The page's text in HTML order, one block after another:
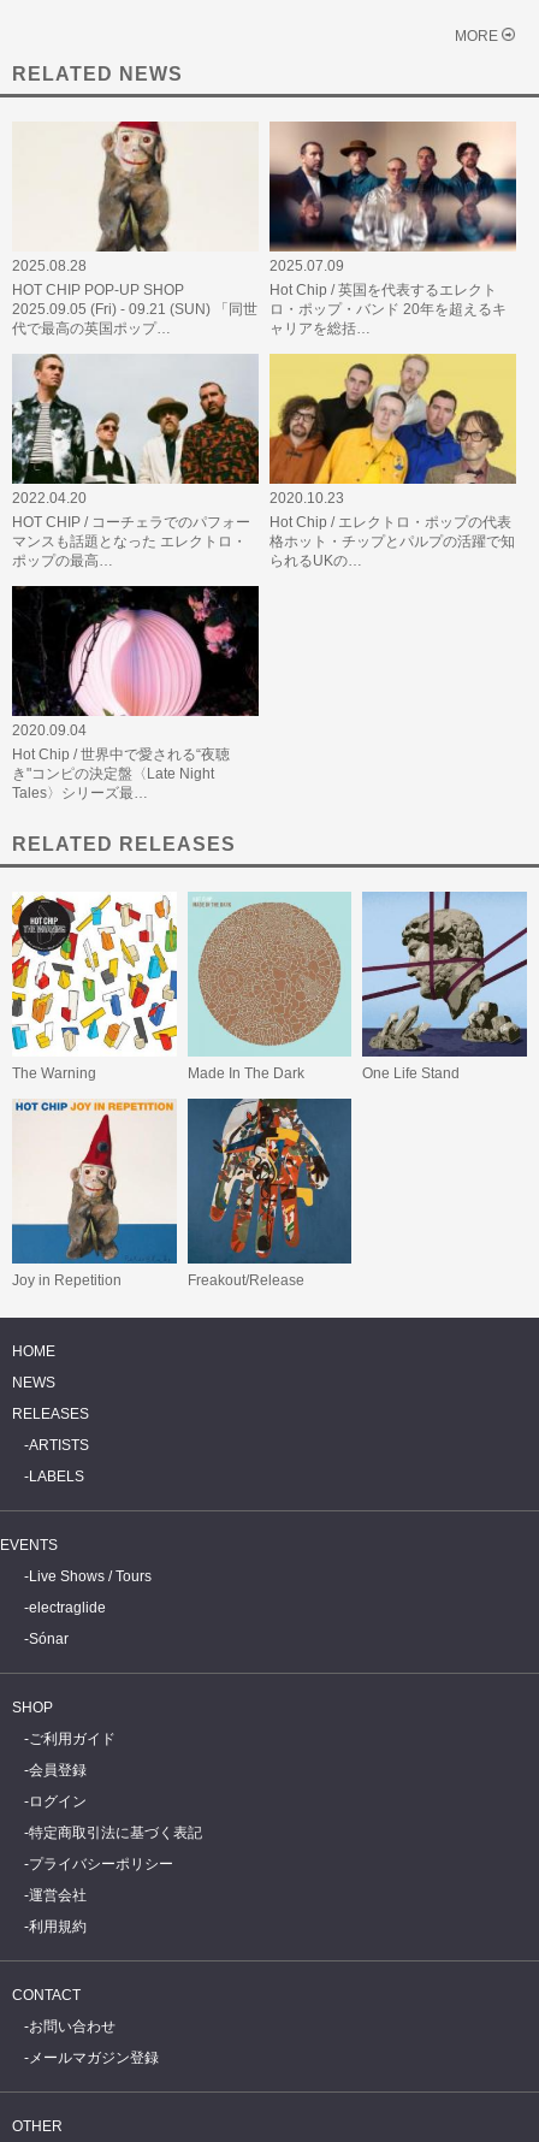
MORE
RELATED NEWS
2025.08.28
HOT CHIP POP-UP SHOP
2025.09.05 (Fri) - 09.21 (SUN) 「同世
代で最高の英国ポップ…
2025.07.09
Hot Chip / 英国を代表するエレクト
ロ・ポップ・バンド 20年を超えるキ
ャリアを総括…
2022.04.20
HOT CHIP / コーチェラでのパフォー
マンスも話題となった エレクトロ・
ポップの最高…
2020.10.23
Hot Chip / エレクトロ・ポップの代表
格ホット・チップとパルプの活躍で知
られるUKの…
2020.09.04
Hot Chip / 世界中で愛される“夜聴
き"コンピの決定盤〈Late Night
Tales〉シリーズ最…
RELATED RELEASES
The Warning Made In The Dark One Life Stand
Joy in Repetition Freakout/Release
HOME
NEWS
RELEASES
ARTISTS
LABELS
EVENTS
Live Shows / Tours
electraglide
Sónar
SHOP
ご利用ガイド
会員登録
ログイン
特定商取引法に基づく表記
プライバシーポリシー
運営会社
利用規約
CONTACT
お問い合わせ
メールマガジン登録
OTHER